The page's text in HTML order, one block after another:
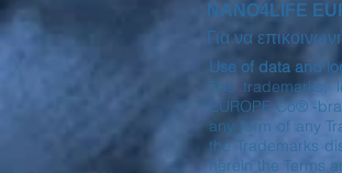
NANO4LIFE
Για να
Use of data and
The trademarks,
EUROPE Co® -
any form of any
the Trademarks
herein the Terms